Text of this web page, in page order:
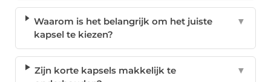
Waarom is het belangrijk om het juiste
kapsel te kiezen?
▼
Zijn korte kapsels makkelijk te
▼